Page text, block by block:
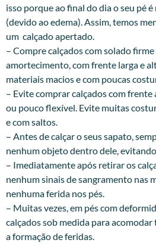
isso porque ao final do dia o seu pé
(devido ao edema). Assim, temos
um calçado apertado.
– Compre calçados com solado
amortecimento, com frente larga e
materiais macios e com poucas
– Evite comprar calçados com
ou pouco flexível. Evite muitas
e com saltos.
– Antes de calçar o seus sapato,
nenhum objeto dentro dele,
– Imediatamente após retirar os
nenhum sinais de sangramento nas
nenhuma ferida nos
– Muitas vezes, em pés com
calçados sob medida para
a formação de feridas.